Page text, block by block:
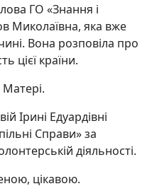
ГО «Знання і
Миколаївна, яка вже
Вона розповіла про
цієї країни.
Ірині Едуардівні
Справи» за
діяльності.
цікавою.